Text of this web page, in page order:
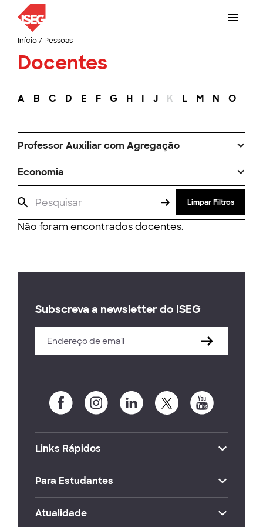
Início/ Pessoas
Docentes
A B C D E F G H I J K L M N O
Professor Auxiliar com Agregação
Economia
Limpar Filtros
Não foram encontrados docentes.
Subscreva a newsletter do ISEG
Links Rápidos
Para Estudantes
Atualidade